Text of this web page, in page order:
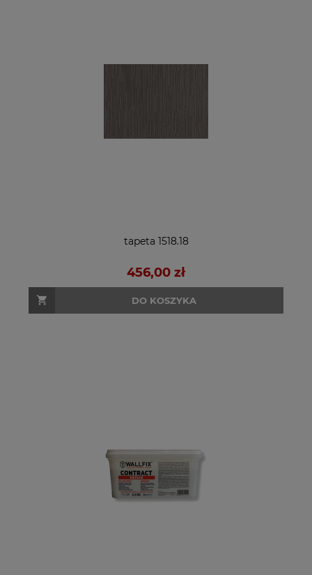
tapeta 1518.18
456,00 zł
DO KOSZYKA